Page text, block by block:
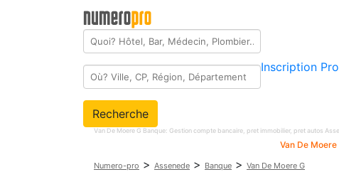
Recherche
Inscription Pro
Van De Moere G Banque: Gestion compte bancaire, pret immobilier, pret autos
Van De
Numero-pro > Assenede > Banque > Van De Moere G